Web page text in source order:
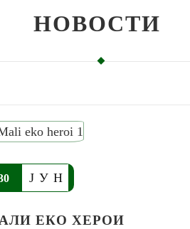
НОВОСТИ
ЈУН
ЕКО ХЕРОИ